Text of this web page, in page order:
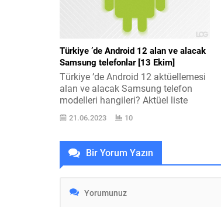
kullanılmayan roket ile dakikalar
Türkiye ’de Android 12 alan ve alacak
Samsung telefonlar [13 Ekim]
Türkiye ’de Android 12 aktüellemesi
alan ve alacak Samsung telefon
modelleri hangileri? Aktüel liste
hemen aşağıda; Türkiye ’de Android
12 aktüellemesi alan ilk Samsung
Plus ve Galaxy S21 Ultra 5G
olmuştu. Geçtiğimiz sene içerisinde
yeni versiyona Samsung Galaxy Z
Z...
21.06.2023 10
Bir Yorum Yazın